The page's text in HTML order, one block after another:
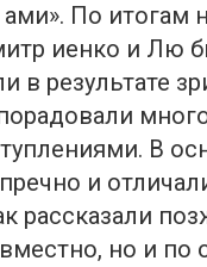
По итогам
иенко и Лю
в результате
порадовали
В
и
рассказали
но и по